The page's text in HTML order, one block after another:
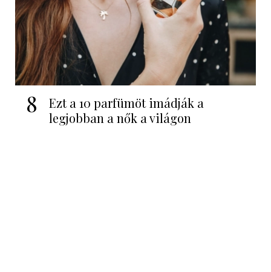
8
Ezt a 10 parfümöt imádják a
legjobban a nők a világon